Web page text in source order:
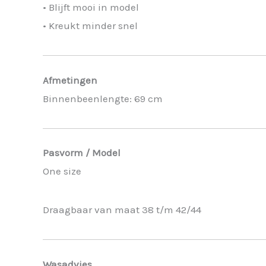
• Blijft mooi in model
• Kreukt minder snel
Afmetingen
Binnenbeenlengte: 69 cm
Pasvorm / Model
One size
Draagbaar van maat 38 t/m 42/44